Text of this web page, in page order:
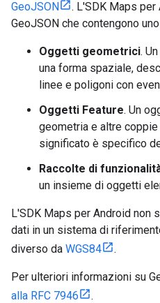
GeoJSON
. L'SDK Maps
GeoJSON che contengono
Oggetti geometrici.
una forma spaziale,
linee e poligoni con
Oggetti Feature. Un
geometria e altre
significato è specifico
Raccolte di
un insieme di oggetti
L'SDK Maps per Android non
dati in un sistema di
diverso da WGS84 .
Per ulteriori informazioni su
alla RFC 7946
.